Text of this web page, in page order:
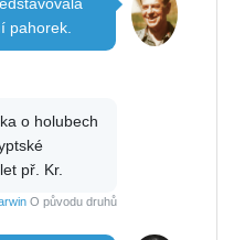
pahorek.
o holubech
př. Kr.
O původu druhů